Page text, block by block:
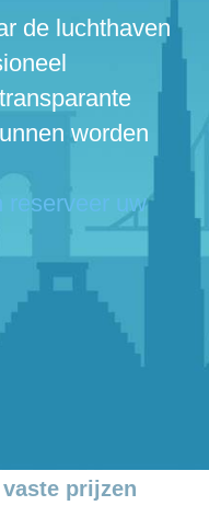
de luchthaven
worden
reserveer uw
prijzen